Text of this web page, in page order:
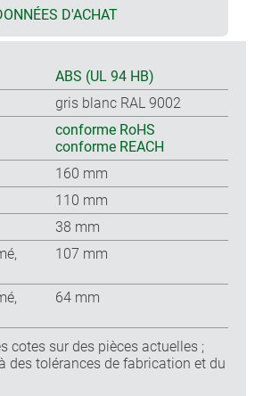
D'ACHAT
ABS (UL 94 HB)
gris blanc RAL 9002
conforme RoHS
conforme REACH
160 mm
110 mm
38 mm
107 mm
64 mm
cotes sur des pièces actuelles ;
des tolérances de fabrication et du